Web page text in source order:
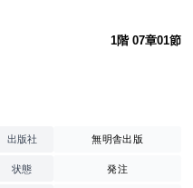
1階 07章01節
出版社 無明舎出版
状態 発注